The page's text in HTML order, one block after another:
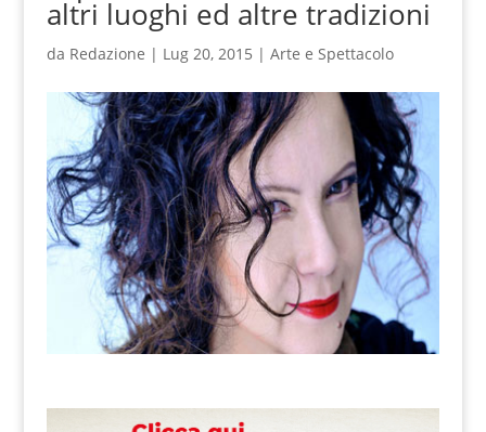
altri luoghi ed altre tradizioni
da Redazione | Lug 20, 2015 | Arte e Spettacolo